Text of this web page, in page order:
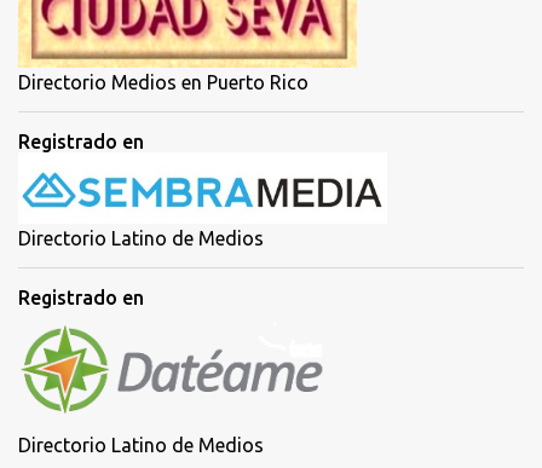
Directorio Medios en Puerto Rico
Registrado en
Directorio Latino de Medios
Registrado en
Directorio Latino de Medios